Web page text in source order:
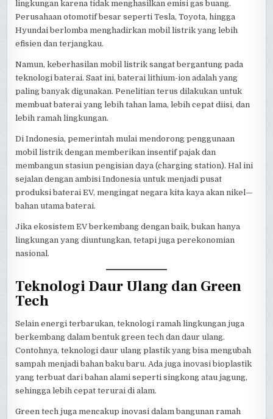
lingkungan karena tidak menghasilkan emisi gas buang.
Perusahaan otomotif besar seperti Tesla, Toyota, hingga
Hyundai berlomba menghadirkan mobil listrik yang lebih
efisien dan terjangkau.
Namun, keberhasilan mobil listrik sangat bergantung pada
teknologi baterai. Saat ini, baterai lithium-ion adalah yang
paling banyak digunakan. Penelitian terus dilakukan untuk
membuat baterai yang lebih tahan lama, lebih cepat diisi, dan
lebih ramah lingkungan.
Di Indonesia, pemerintah mulai mendorong penggunaan
mobil listrik dengan memberikan insentif pajak dan
membangun stasiun pengisian daya (charging station). Hal ini
sejalan dengan ambisi Indonesia untuk menjadi pusat
produksi baterai EV, mengingat negara kita kaya akan nikel—
bahan utama baterai.
Jika ekosistem EV berkembang dengan baik, bukan hanya
lingkungan yang diuntungkan, tetapi juga perekonomian
nasional.
Teknologi Daur Ulang dan Green
Tech
Selain energi terbarukan, teknologi ramah lingkungan juga
berkembang dalam bentuk green tech dan daur ulang.
Contohnya, teknologi daur ulang plastik yang bisa mengubah
sampah menjadi bahan baku baru. Ada juga inovasi bioplastik
yang terbuat dari bahan alami seperti singkong atau jagung,
sehingga lebih cepat terurai di alam.
Green tech juga mencakup inovasi dalam bangunan ramah